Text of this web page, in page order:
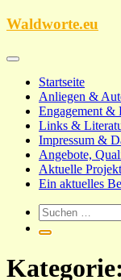
Zum
Waldworte.eu
Startseite
Anliegen &
Engagement &
Links &
Impressum &
Angebote,
Aktuelle
Ein aktuelles
Kategorie: